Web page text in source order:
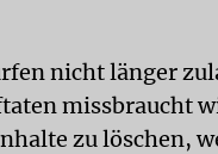
nicht länger
missbraucht
zu löschen,